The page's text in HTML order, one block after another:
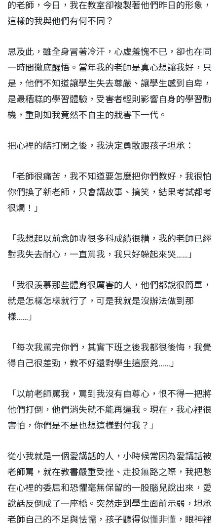
的老師，今日，我在教室卻複製著他們昨日的形象，
這樣的我與他們有何不同？
思及此，雖全身冒著冷汗，心虛羞愧不已，卻也在同
一時間徹底醒悟。當年我的老師是真心想讓我好，只
是，他們不知道讓學生失去尊嚴、讓學生感到自卑，
是最糟糕的學習體驗，受害者輕則影響自身的學習動
機，重則如我竟然不自主的戕害下一代。
把心裡的結打開之後，我決定勇敢跟孩子坦承：
「老師很痛苦，我不知道要怎麼把你們教好，我很怕
你們換了新老師，只會講故事、搞笑，結果考試都考
很爛！」
「我想起以前念師專很多科成績很糟，我的老師已經
對我失去耐心，一直罵我，我只好躲起來哭……」
「我很羨慕那些體育很厲害的人，他們都說很簡單，
就是怎樣怎樣就行了，可是我就是沒辦法做到那
樣……」
「每次我罵完你們，其實下班之後我都很後悔，我覺
得自己很差勁，教不好還對學生這麼兇……」
「以前老師罵我，罵到我沒有自尊心，恨不得一把將
他們打倒，他們消失就不能再逼我。現在，我心裡很
害怕，你們是不是也想這樣對付我？」
從小我就是一個愛講話的人，小時候常因為愛講話被
老師罵，就在教書嚴重受挫、走投無路之際，我把憋
在心裡的委屈和恐懼毫無保留的一股腦兒說出來，愛
說話反倒成了一座橋。突然走到學生面前示弱，坦承
老師自己的不足與怯懦，孩子聽得似懂非懂，眼神裡